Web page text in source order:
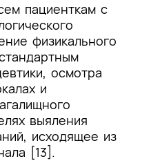
пациенткам с
физикального
осмотра
и
выяления
исходящее из
[13].